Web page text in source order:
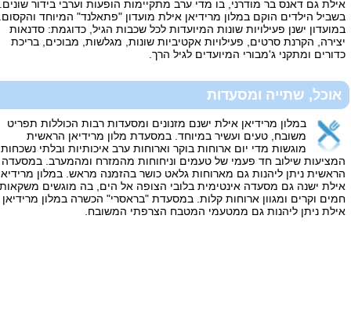
אילת גם דאנס בר מודרני, בו מדי ערב מתקיימות הופעות וערבי בידור שונים.
בשביל הילדים הוקם במלון מרידיאן אילת מועדון "פתאלנד" המיוחד והקסום.
במועדון ישנן פעילויות שונות המיועדות לכל שכבות הגיל, כדוגמת: סדנאות
יצירה, הקרנת סרטים, פעילויות אקטיביות שונות, מגלשות, מבוכים, בריכת
כדורים ומתקני ג'מבורי המיועדים לגיל הרך.
אוכל, שתייה ומסעדות
במלון מרידיאן אילת ישנם מזנונים ומסעדות רבות הכוללות תפריט
משובח, טעים ועשיר במיוחד. במסעדת מלון מרידיאן הראשית
מוגשות מדי יום ארוחות בוקר וארוחות ערב איכותיות ובלתי נשכחות,
המציעות שילוב חד פעמי של טעמים וניחוחות מהמזרח ומהמערב. במסעדה
הראשית ניתן ליהנות גם מארוחות גלאט כושר בהזמנה מראש. במלון מרידיאן
אילת ישנה גם מסעדה אינטימית בלובי הצופה אל הים, בה מוגשים משקאות
חמים וקרים ומגוון ארוחות קלות. במסעדת "בראסרי" הכשרה במלון מרידיאן
אילת ניתן ליהנות גם ממטעמי המטבח הצרפתי המשובח.